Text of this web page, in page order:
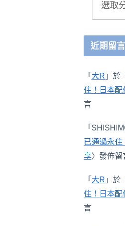
近期留言
「 大R 」於
住！日本配
言
「
已通過永
享〉發佈留
「 大R 」於
住！日本配
言